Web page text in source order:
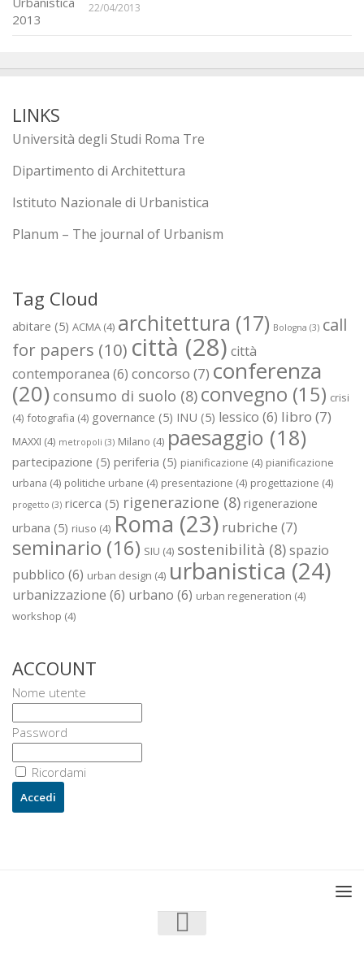
22/04/2013
LINKS
Università degli Studi Roma Tre
Dipartimento di Architettura
Istituto Nazionale di Urbanistica
Planum – The journal of Urbanism
Tag Cloud
abitare (5) ACMA (4) architettura (17) Bologna (3) call
for papers (10) città (28) città
contemporanea (6) concorso (7) conferenza
(20) consumo di suolo (8) convegno (15) crisi
(4) fotografia (4) governance (5) INU (5) lessico (6) libro (7)
MAXXI (4) metropoli (3) Milano (4) paesaggio (18)
partecipazione (5) periferia (5) pianificazione (4) pianificazione
urbana (4) politiche urbane (4) presentazione (4) progettazione (4)
progetto (3) ricerca (5) rigenerazione (8) rigenerazione
urbana (5) riuso (4) Roma (23) rubriche (7)
seminario (16) SIU (4) sostenibilità (8)spazio
pubblico (6) urban design (4) urbanistica (24)
urbanizzazione (6) urbano (6) urban regeneration (4)
workshop (4)
ACCOUNT
Nome utente
Password
Ricordami